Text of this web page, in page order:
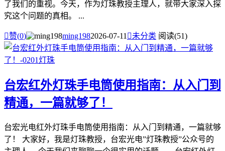
了我们的重视。今天，作为灯珠教授主理人，就带大家深入探
究这个问题的真相。 ...
赞(0) ming1982026-07-11 未分类 阅读(51)
台宏红外灯珠手电筒使用指南：从入门到
精通，一篇就够了！
台宏光电红外灯珠手电筒使用指南：从入门到精通，一篇就够
了！ 大家好，我是灯珠教授，台宏光电”灯珠教授”公众号的